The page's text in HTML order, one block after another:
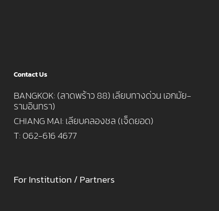
Contact Us
BANGKOK: (ลาดพร้าว 88) เลียบทางด่วน เอกมัย-
รามอินทรา)
CHIANG MAI: เลียบคลองชล (เจ็ดยอด)
T: 062-616 4677
For Institution / Partners